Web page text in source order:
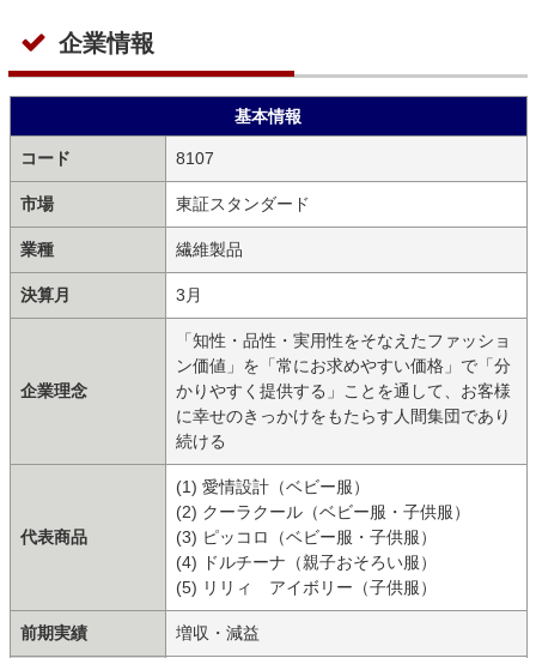
企業情報
基本情報
コード 8107
市場 東証スタンダード
業種 繊維製品
決算月 3月
企業理念
「知性・品性・実用性をそなえたファッショ
ン価値」を「常にお求めやすい価格」で「分
かりやすく提供する」ことを通して、お客様
に幸せのきっかけをもたらす人間集団であり
続ける
代表商品
(1) 愛情設計（ベビー服）
(2) クーラクール（ベビー服・子供服）
(3) ピッコロ（ベビー服・子供服）
(4) ドルチーナ（親子おそろい服）
(5) リリィ アイボリー（子供服）
前期実績 増収・減益